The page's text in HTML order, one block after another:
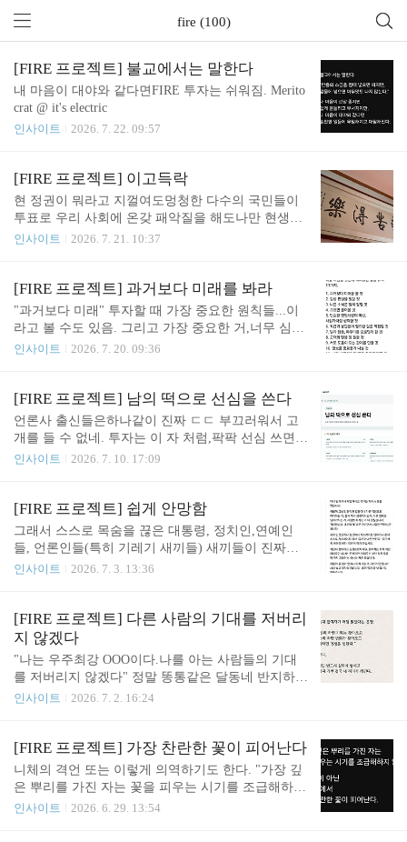
fire (100)
[FIRE 프로젝트] 불교에서는 말한다
내 마음이 대야와 같다면FIRE 투자는 쉬워짐. Merito
crat @ it's electric
인사이트
2026. 7. 22. 09:57
[FIRE 프로젝트] 이고득락
현 정권이 뭐라고 지껄여도멍청한 다수의 국민들이
투표로 우리 사회에 온갖 패악질을 해도나만 현생의
고통에서 벗어날 궁리만 하면 되는 것. 투자는, 남들
인사이트 2026. 7. 21. 10:37
[FIRE 프로젝트] 과거보다 미래를 봐라
"과거보다 미래" 투자할 때 가장 중요한 원칙들...이
라고 볼 수도 있음. 그리고 가장 중요한 거,너무 심각
하지 말고 즐겁게 임할 것. Meritocrat @ it's electric
인사이트 2026. 7. 20. 09:36
[FIRE 프로젝트] 남의 떡으로 선심을 쓴다
언론사 출신들은하나같이 진짜 ㄷㄷ 부끄러워서 고
개를 들 수 없네. 투자는 이 자 처럼,팍팍 선심 쓰면서
하세요? ㅎㅎ 저출산 문제 대응을 위해 민간이 자발
자가 공동체 정신에 따라 좀 깎아주면 안 될까”라며
“대학교 앞에서 학생들 상대로 원룸을 만들어서 임대
를 하는데 꼭 100만원을 받아야 하나”라고 말했습니
다. 그는 “공동체가 유지되는 것은 누군가의 헌신과
희생에 의해서 이뤄지는 것”이라며 “그런 선한 사마
(의문을) 제기할 필요가 있다”고 말했습니다. https://
n.news.naver.com/mnews/article/437/0000500160?si..
인사이트 2026. 7. 10. 17:09
[FIRE 프로젝트] 쉽게 안망함
그래서 스스로 목숨을 끊은 대통령, 정치인,연예인
들, 언론인들(특히 기레기 새끼들) 새끼들이 진짜가
장 무책임하고 나쁜 놈들임. 어떤 식으로든 살아가는
을 각오로 FIRE 투자를 하라는 거지죽을 만큼 미리
준비하고 돈벌 생각회로를 고쳐 먹으라는 거지 죽으
라는 말이 아니지 않나. 너무 고통스러워서 죽을 것
처럼 힘들지?당장이라도 인생 망하고 끝날 것 같지?
정말 죽을 만큼 몰아쳐도사람은 원래 쉽게 안죽어. ..
단) '생각'이 틀어져 있으면살아는 남겠지만사실상
죄, 사기, 삐딱한 생각들(좌편향 우편향 등등) 말이야
Meritocrat @ it's elec..
인사이트 2026. 7. 3. 13:36
[FIRE 프로젝트] 다른 사람의 기대를 저버리
지 않겠다
"나는 우주최강 OOO이다.나를 아는 사람들의 기대
를 저버리지 않겠다" 정말 똥통같은 달동네 반지하에
서어렵게 살았던 지난 2030 인생 내내한쪽 방 구석에
아무런 내외부 도움이 없어도기회가 오면 잡을 수 있
음. 중요한 건 "준비"임큰 기회는 평생 2~3번은 꼭 오
기 마련이고,본능이 느낄 정도의 기회가 흘러갈 때내
로 하지 않는지 모르겠다. 특히, 현 졍권식으로 절대
인사이트 2026. 7. 2. 16:24
[FIRE 프로젝트] 가장 찬란한 꽃이 피어난다
니체의 격언 또는 이렇게 의역하기도 한다. "가장 깊
은 뿌리를 가진 자는 꽃을 피우는 시기를 조급해하지
않는다"때를 기다려보자 꽃 피는 날이 올 것이다. 투
인사이트 2026. 6. 29. 13:54